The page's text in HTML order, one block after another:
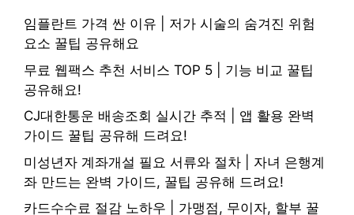
임플란트 가격 싼 이유 | 저가 시술의 숨겨진 위험
요소 꿀팁 공유해요
무료 웹팩스 추천 서비스 TOP 5 | 기능 비교 꿀팁
공유해요!
CJ대한통운 배송조회 실시간 추적 | 앱 활용 완벽
가이드 꿀팁 공유해 드려요!
미성년자 계좌개설 필요 서류와 절차 | 자녀 은행계
좌 만드는 완벽 가이드, 꿀팁 공유해 드려요!
카드수수료 절감 노하우 | 가맹점, 무이자, 할부 꿀